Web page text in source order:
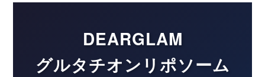
DEARGLAM
グルタチオンリポソーム